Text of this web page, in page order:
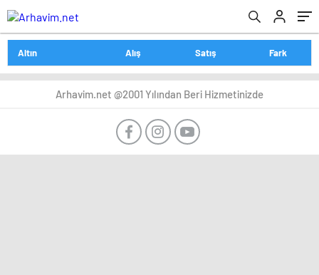
Altın Alış Satış Fark
Arhavim.net @2001 Yılından Beri Hizmetinizde